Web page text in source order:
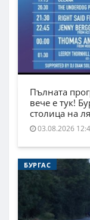
Пълната
вече е тук!
столица на
03.08.2026
БУРГАС